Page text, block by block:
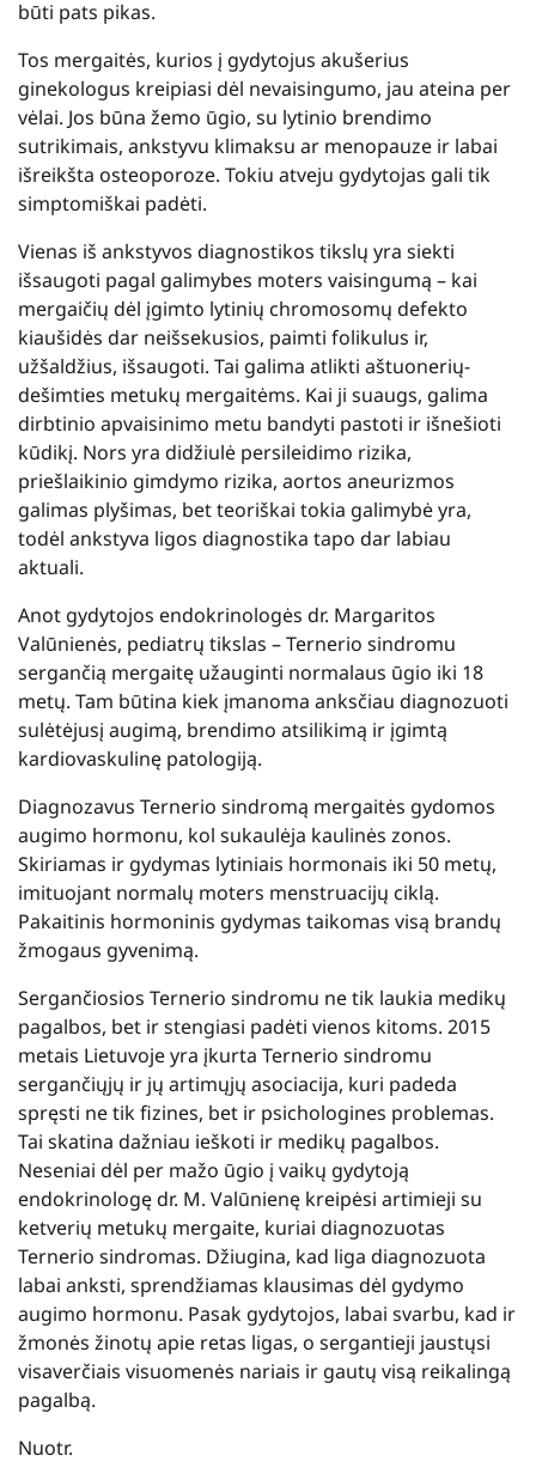
būti pats pikas.
Tos mergaitės, kurios į gydytojus akušerius
ginekologus kreipiasi dėl nevaisingumo, jau ateina per
vėlai. Jos būna žemo ūgio, su lytinio brendimo
sutrikimais, ankstyvu klimaksu ar menopauze ir labai
išreikšta osteoporoze. Tokiu atveju gydytojas gali tik
simptomiškai padėti.
Vienas iš ankstyvos diagnostikos tikslų yra siekti
išsaugoti pagal galimybes moters vaisingumą – kai
mergaičių dėl įgimto lytinių chromosomų defekto
kiaušidės dar neišsekusios, paimti folikulus ir,
užšaldžius, išsaugoti. Tai galima atlikti aštuonerių-
dešimties metukų mergaitėms. Kai ji suaugs, galima
dirbtinio apvaisinimo metu bandyti pastoti ir išnešioti
kūdikį. Nors yra didžiulė persileidimo rizika,
priešlaikinio gimdymo rizika, aortos aneurizmos
galimas plyšimas, bet teoriškai tokia galimybė yra,
todėl ankstyva ligos diagnostika tapo dar labiau
aktuali.
Anot gydytojos endokrinologės dr. Margaritos
Valūnienės, pediatrų tikslas – Ternerio sindromu
sergančią mergaitę užauginti normalaus ūgio iki 18
metų. Tam būtina kiek įmanoma anksčiau diagnozuoti
sulėtėjusį augimą, brendimo atsilikimą ir įgimtą
kardiovaskulinę patologiją.
Diagnozavus Ternerio sindromą mergaitės gydomos
augimo hormonu, kol sukaulėja kaulinės zonos.
Skiriamas ir gydymas lytiniais hormonais iki 50 metų,
imituojant normalų moters menstruacijų ciklą.
Pakaitinis hormoninis gydymas taikomas visą brandų
žmogaus gyvenimą.
Sergančiosios Ternerio sindromu ne tik laukia medikų
pagalbos, bet ir stengiasi padėti vienos kitoms. 2015
metais Lietuvoje yra įkurta Ternerio sindromu
sergančiųjų ir jų artimųjų asociacija, kuri padeda
spręsti ne tik fizines, bet ir psichologines problemas.
Tai skatina dažniau ieškoti ir medikų pagalbos.
Neseniai dėl per mažo ūgio į vaikų gydytoją
endokrinologę dr. M. Valūnienę kreipėsi artimieji su
ketverių metukų mergaite, kuriai diagnozuotas
Ternerio sindromas. Džiugina, kad liga diagnozuota
labai anksti, sprendžiamas klausimas dėl gydymo
augimo hormonu. Pasak gydytojos, labai svarbu, kad ir
žmonės žinotų apie retas ligas, o sergantieji jaustųsi
visaverčiais visuomenės nariais ir gautų visą reikalingą
pagalbą.
Nuotr.